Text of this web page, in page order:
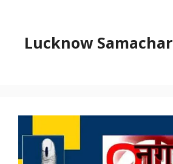
contentLucknow Samachar